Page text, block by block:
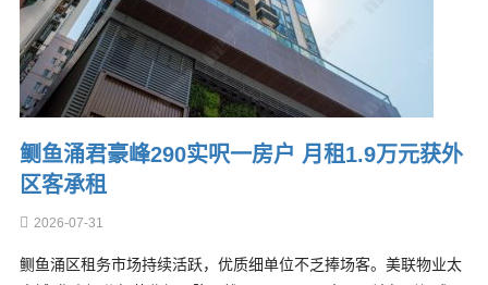
鲗鱼涌君豪峰290实呎一房户 月租1.9万元获外
区客承租
2026-07-31
鲗鱼涌区租务市场持续活跃，优质细单位不乏捧场客。美联物业太